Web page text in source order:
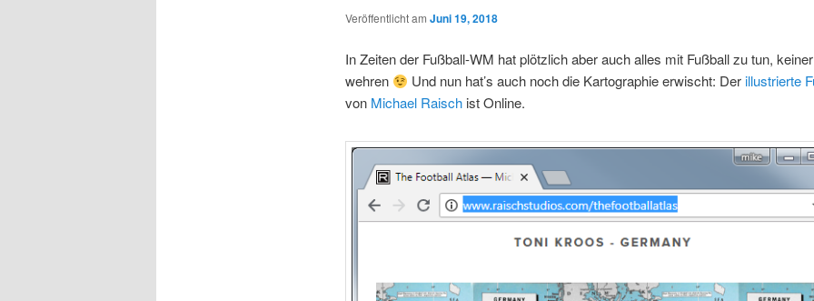
Veröffentlicht am Juni 19, 2018
In Zeiten der Fußball-WM hat plötzlich aber auch alles mit Fußball zu tun,
wehren
Und nun hat’s auch noch die Kartographie erwischt: Derillustrierte
von Michael Raischist Online.